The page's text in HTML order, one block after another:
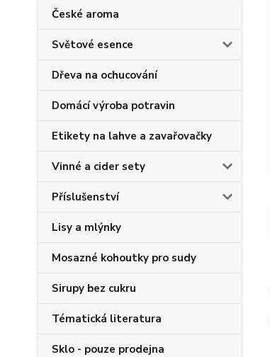
České aroma
Světové esence
Dřeva na ochucování
Domácí výroba potravin
Etikety na lahve a zavařovačky
Vinné a cider sety
Příslušenství
Lisy a mlýnky
Mosazné kohoutky pro sudy
Sirupy bez cukru
Tématická literatura
Sklo - pouze prodejna